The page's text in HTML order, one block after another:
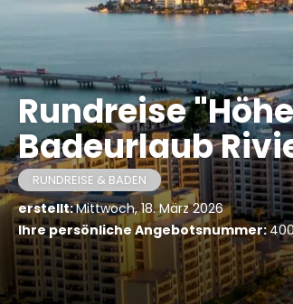
Rundreise
Badeurlaub
RUNDREISE & BADEN
erstellt:Mittwoch, 18. März 2026
Ihre persönliche Angebotsnummer: